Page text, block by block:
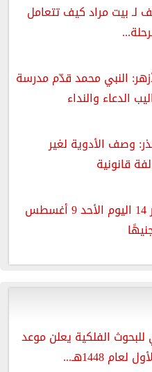
بيت مراد كيف تتعامل
النبي محمد قدّم مدرسة
الدعاء والنداء
وصف الأدوية لغير
قانونية
سعر الذهب عيار 14 اليوم الأحد 9 أغسطس
الفلكية يعلن موعد
1448هـ...